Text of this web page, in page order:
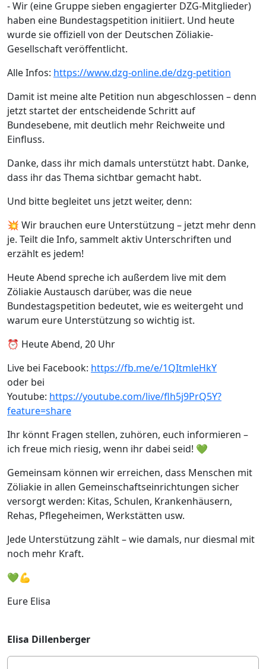
- Wir (eine Gruppe sieben engagierter DZG-Mitglieder)
haben eine Bundestagspetition initiiert. Und heute
wurde sie offiziell von der Deutschen Zöliakie-
Gesellschaft veröffentlicht.
Alle Infos: https://www.dzg-online.de/dzg-petition
Damit ist meine alte Petition nun abgeschlossen – denn
jetzt startet der entscheidende Schritt auf
Bundesebene, mit deutlich mehr Reichweite und
Einfluss.
Danke, dass ihr mich damals unterstützt habt. Danke,
dass ihr das Thema sichtbar gemacht habt.
Und bitte begleitet uns jetzt weiter, denn:
💥 Wir brauchen eure Unterstützung – jetzt mehr denn
je. Teilt die Info, sammelt aktiv Unterschriften und
erzählt es jedem!
Heute Abend spreche ich außerdem live mit dem
Zöliakie Austausch darüber, was die neue
Bundestagspetition bedeutet, wie es weitergeht und
warum eure Unterstützung so wichtig ist.
⏰ Heute Abend, 20 Uhr
Live bei Facebook: https://fb.me/e/1QItmleHkY
oder bei
Youtube: https://youtube.com/live/flh5j9PrQ5Y?
feature=share
Ihr könnt Fragen stellen, zuhören, euch informieren –
ich freue mich riesig, wenn ihr dabei seid! 💚
Gemeinsam können wir erreichen, dass Menschen mit
Zöliakie in allen Gemeinschaftseinrichtungen sicher
versorgt werden: Kitas, Schulen, Krankenhäusern,
Rehas, Pflegeheimen, Werkstätten usw.
Jede Unterstützung zählt – wie damals, nur diesmal mit
noch mehr Kraft.
💚💪
Eure Elisa
Elisa Dillenberger